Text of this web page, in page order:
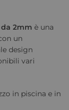
2mm è una
un
design
vari
in piscina e in